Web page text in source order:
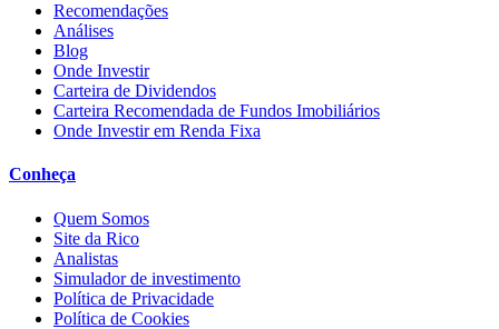
Recomendações
Análises
Blog
Onde Investir
Carteira de Dividendos
Carteira Recomendada de Fundos Imobiliários
Onde Investir em Renda Fixa
Conheça
Quem Somos
Site da Rico
Analistas
Simulador de investimento
Política de Privacidade
Política de Cookies